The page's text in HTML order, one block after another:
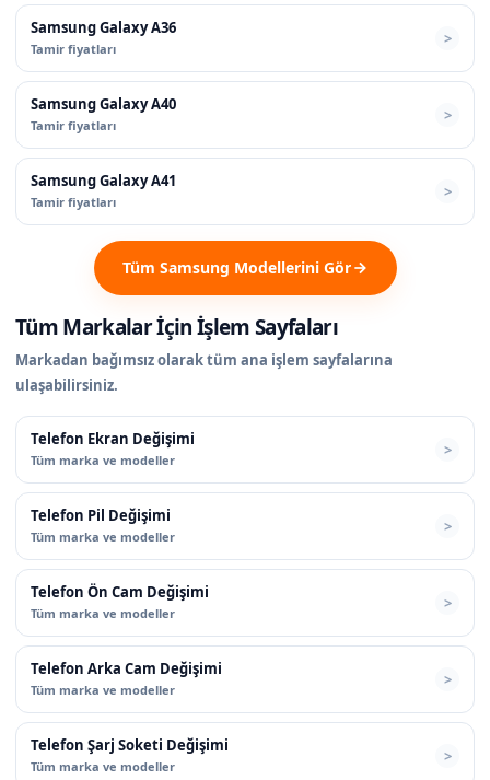
Samsung Galaxy A36
Tamir fiyatları
Samsung Galaxy A40
Tamir fiyatları
Samsung Galaxy A41
Tamir fiyatları
Tüm Samsung Modellerini Gör
Tüm Markalar İçin İşlem Sayfaları
Markadan bağımsız olarak tüm ana işlem sayfalarına
ulaşabilirsiniz.
Telefon Ekran Değişimi
Tüm marka ve modeller
Telefon Pil Değişimi
Tüm marka ve modeller
Telefon Ön Cam Değişimi
Tüm marka ve modeller
Telefon Arka Cam Değişimi
Tüm marka ve modeller
Telefon Şarj Soketi Değişimi
Tüm marka ve modeller